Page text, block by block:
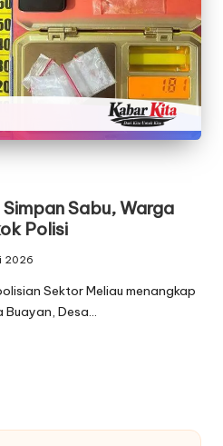
Sabu, Warga
Polisi
2026
Sektor Meliau menangkap
Buayan, Desa…